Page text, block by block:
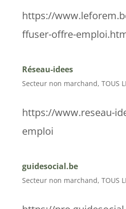
https://
ffuser-offre-
Réseau-idees
Secteur non marchand, TOUS
https://www.reseau-
emploi
guidesocial.be
Secteur non marchand, TOUS